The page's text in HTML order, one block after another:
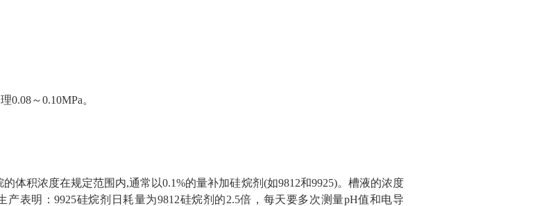
0.08～0.10MPa。
体积浓度在规定范围内,通常以0.1%的量补加硅烷剂(如9812和9925)。槽液的浓度
表明：9925硅烷剂日耗量为9812硅烷剂的2.5倍，每天要多次测量pH值和电导